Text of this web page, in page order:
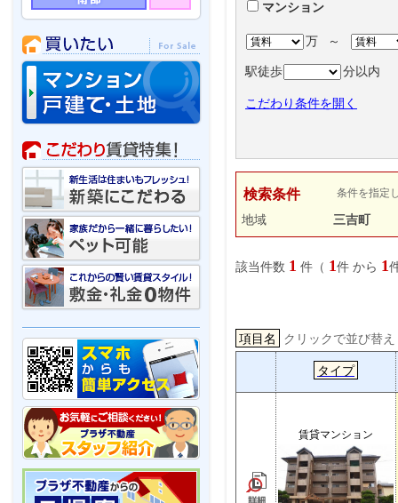
マンション
万 ～
駅徒歩 分以内
こだわり条件を開く
検索条件 条件を指定
地域 三吉町
該当件数 1 件（ 1件 から 1
項目名 クリックで並び替え
タイプ
賃貸マンション